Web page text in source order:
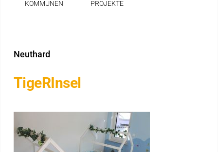
KOMMUNEN PROJEKTE
Neuthard
TigeRInsel